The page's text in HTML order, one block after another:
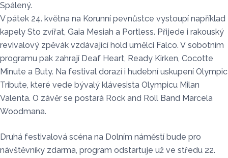
Spálený.
V pátek 24. května na Korunní pevnůstce vystoupí například
kapely Sto zvířat, Gaia Mesiah a Portless. Přijede i rakouský
revivalový zpěvák vzdávající hold umělci Falco. V sobotním
programu pak zahrají Deaf Heart, Ready Kirken, Cocotte
Minute a Buty. Na festival dorazí i hudební uskupení Olympic
Tribute, které vede bývalý klávesista Olympicu Milan
Valenta. O závěr se postará Rock and Roll Band Marcela
Woodmana.
Druhá festivalová scéna na Dolním náměstí bude pro
návštěvníky zdarma, program odstartuje už ve středu 22.